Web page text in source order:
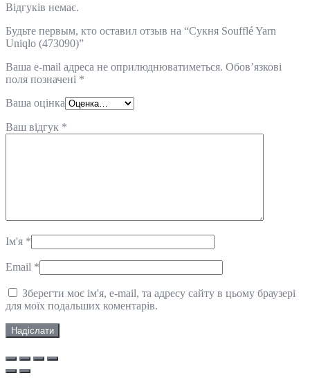
Відгуків немає.
Будьте первым, кто оставил отзыв на “Сукня Soufflé Yarn
Uniqlo (473090)”
Ваша e-mail адреса не оприлюднюватиметься. Обов’язкові
поля позначені *
Ваша оцінка
Ваш відгук *
Ім'я *
Email *
Зберегти моє ім'я, e-mail, та адресу сайту в цьому браузері
для моїх подальших коментарів.